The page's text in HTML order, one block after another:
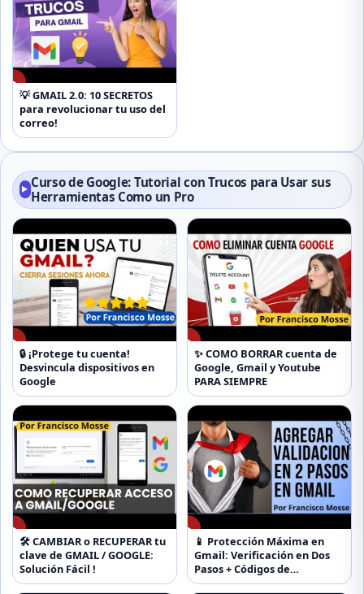
▶
💡 GMAIL 2.0: 10 SECRETOS
para revolucionar tu uso del
correo!
▶ Curso de Google: Tutorial con Trucos para Usar sus
Herramientas Como un Pro
▶
🔒 ¡Protege tu cuenta!
Desvincula dispositivos en
Google
▶
✨ COMO BORRAR cuenta de
Google, Gmail y Youtube
PARA SIEMPRE
▶
🛠️ CAMBIAR o RECUPERAR tu
clave de GMAIL / GOOGLE:
Solución Fácil !
▶
📱 Protección Máxima en
Gmail: Verificación en Dos
Pasos + Códigos de
Recuperación